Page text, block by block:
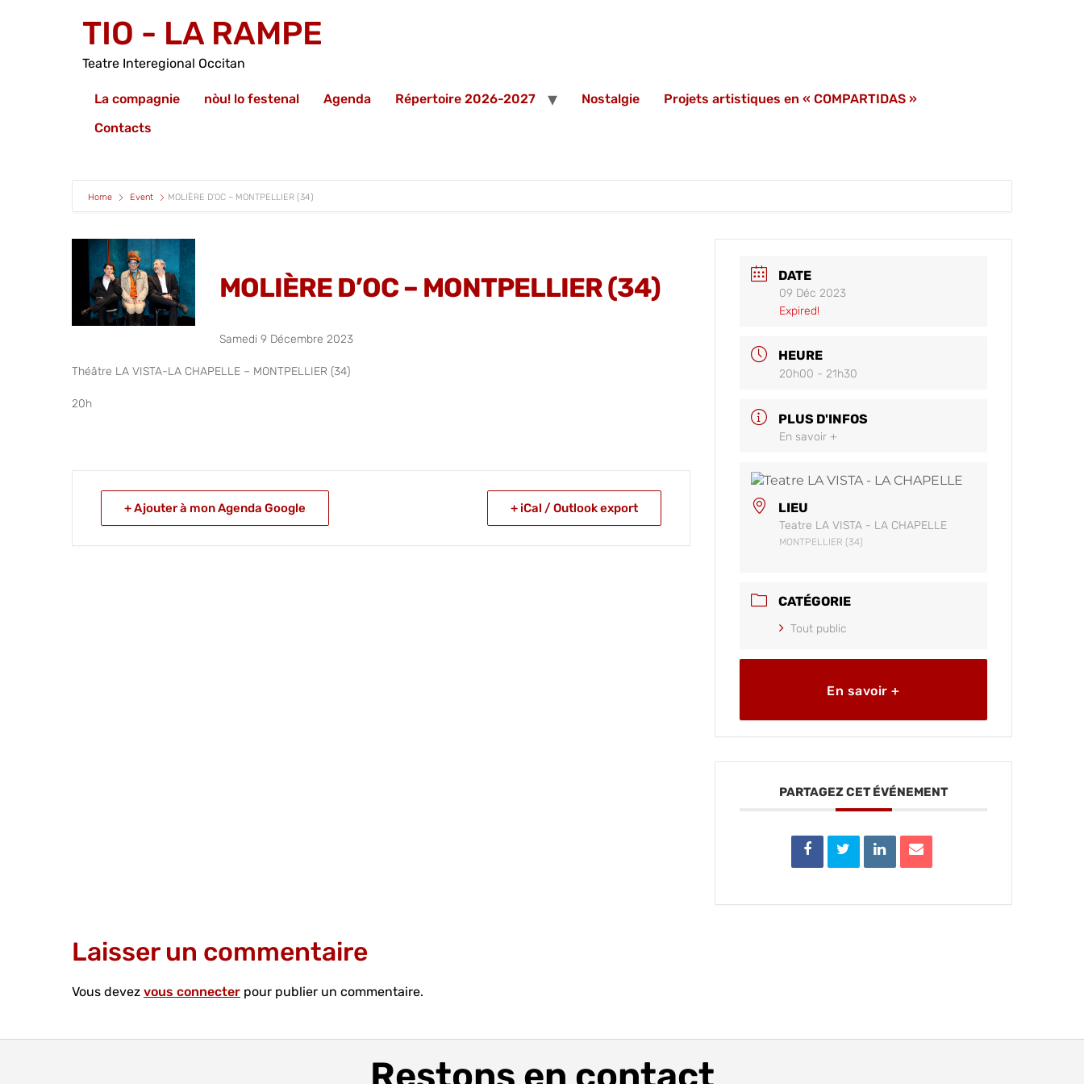
TIO - LA RAMPE
Teatre Interegional Occitan
La compagnie nòu! lo festenal Agenda Répertoire 2026-2027 Nostalgie
Projets artistiques en « COMPARTIDAS »
Contacts
Home Event MOLIÈRE D’OC – MONTPELLIER (34)
MOLIÈRE D’OC – MONTPELLIER (34)
Samedi 9 Décembre 2023
Théâtre LA VISTA-LA CHAPELLE – MONTPELLIER (34)
20h
+ Ajouter à mon Agenda Google + iCal / Outlook export
DATE
09 Déc 2023
Expired!
HEURE
20h00 - 21h30
PLUS D'INFOS
En savoir +
LIEU
Teatre LA VISTA - LA CHAPELLE
MONTPELLIER (34)
CATÉGORIE
Tout public
En savoir +
PARTAGEZ CET ÉVÉNEMENT
Laisser un commentaire
Vous devez vous connecter pour publier un commentaire.